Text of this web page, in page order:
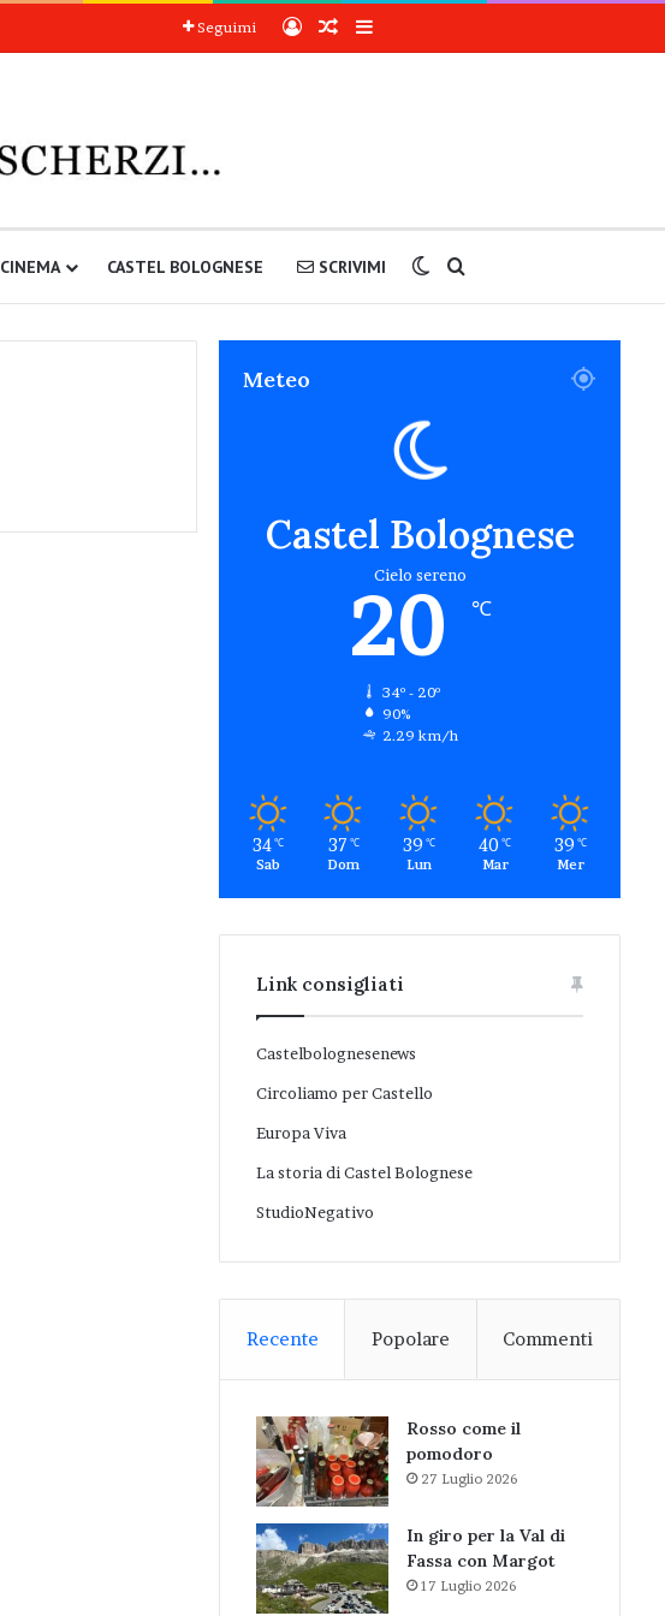
Seguimi AccediArticoli a sorpresa
Barra laterale
CINEMA CASTEL BOLOGNESE SCRIVIMI Cambia aspetto
Meteo
Castel Bolognese
Cielo sereno
20 ℃
34º - 20º
90%
2.29 km/h
34 ℃
Sab
37 ℃
Dom
39 ℃
Lun
40 ℃
Mar
39 ℃
Mer
Link consigliati
Castelbolognesenews
Circoliamo per Castello
Europa Viva
La storia di Castel Bolognese
StudioNegativo
Recente Popolare Commenti
Rosso come il
pomodoro
27 Luglio 2026
In giro per la Val di
Fassa con Margot
17 Luglio 2026